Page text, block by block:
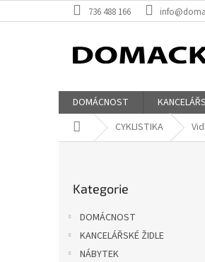
na
736 488 166
DOMÁCNOST
Domů CYKLISTIKA
kategorie
Kategorie
DOMÁCNOST
KANCELÁŘSKÉ ŽIDLE
NÁBYTEK